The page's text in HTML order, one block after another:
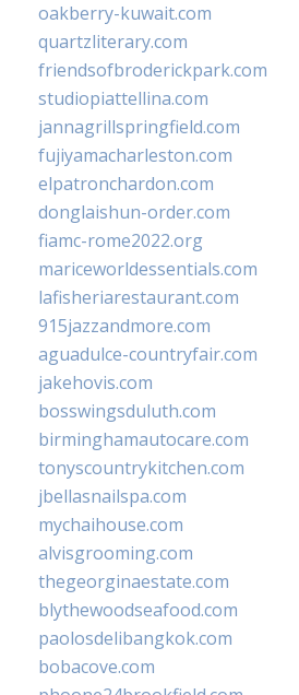
oakberry-kuwait.com
quartzliterary.com
friendsofbroderickpark.com
studiopiattellina.com
jannagrillspringfield.com
fujiyamacharleston.com
elpatronchardon.com
donglaishun-order.com
fiamc-rome2022.org
mariceworldessentials.com
lafisheriarestaurant.com
915jazzandmore.com
aguadulce-countryfair.com
jakehovis.com
bosswingsduluth.com
birminghamautocare.com
tonyscountrykitchen.com
jbellasnailspa.com
mychaihouse.com
alvisgrooming.com
thegeorginaestate.com
blythewoodseafood.com
paolosdelibangkok.com
bobacove.com